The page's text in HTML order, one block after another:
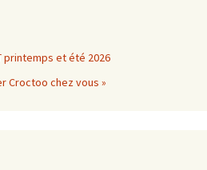
printemps et été 2026
Croctoo chez vous »